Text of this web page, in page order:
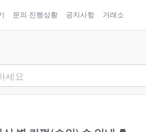
문의 진행상황 공지사항 거래소